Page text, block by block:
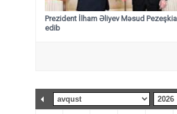
Prezident İlham Əliyev Məsud
edib